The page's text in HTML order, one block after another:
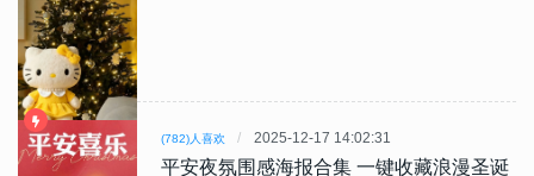
(782)人喜欢 2025-12-17 14:02:31
平安夜氛围感海报合集 一键收藏浪漫圣诞